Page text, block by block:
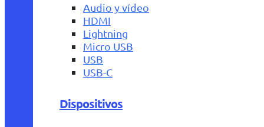
Audio y vídeo
HDMI
Lightning
Micro USB
USB
USB-C
Dispositivos